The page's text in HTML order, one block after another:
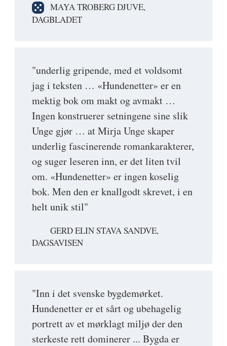
MAYA TROBERG DJUVE,
DAGBLADET
"underlig gripende, med et voldsomt
jag i teksten … «Hundenetter» er en
mektig bok om makt og avmakt …
Ingen konstruerer setningene sine slik
Unge gjør … at Mirja Unge skaper
underlig fascinerende romankarakterer,
og suger leseren inn, er det liten tvil
om. «Hundenetter» er ingen koselig
bok. Men den er knallgodt skrevet, i en
helt unik stil"
GERD ELIN STAVA SANDVE,
DAGSAVISEN
"Inn i det svenske bygdemørket.
Hundenetter er et sårt og ubehagelig
portrett av et mørklagt miljø der den
sterkeste rett dominerer ... Bygda er